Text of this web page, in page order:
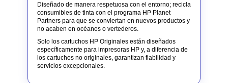
Diseñado de manera respetuosa con el entorno; recicla
consumibles de tinta con el programa HP Planet
Partners para que se conviertan en nuevos productos y
no acaben en océanos o vertederos.
Solo los cartuchos HP Originales están diseñados
específicamente para impresoras HP y, a diferencia de
los cartuchos no originales, garantizan fiabilidad y
servicios excepcionales.